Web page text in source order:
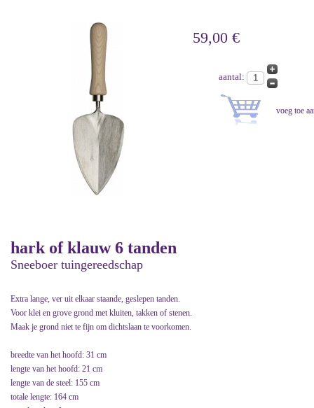
59,00 €
aantal:
hark of klauw 6 tanden
Sneeboer tuingereedschap
Extra lange, ver uit elkaar staande, geslepen tanden.
Voor klei en grove grond met kluiten, takken of stenen.
Maak je grond niet te fijn om dichtslaan te voorkomen.
breedte van het hoofd: 31 cm
lengte van het hoofd: 21 cm
lengte van de steel: 155 cm
totale lengte: 164 cm